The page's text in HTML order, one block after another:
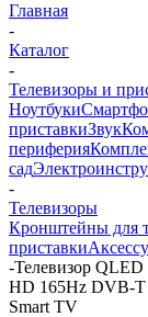
Главная
-
Каталог
-
Телевизоры и
Ноутбуки
приставкиЗвук
периферия
сад
-
Телевизоры
Кронштейны для
приставки
-Телевизор
HD 165Hz DVB-
Smart TV